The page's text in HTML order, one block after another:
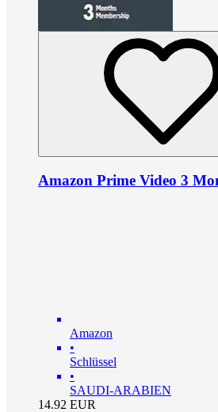
Amazon Prime Video 3
Amazon
•
Schlüssel
•
SAUDI-ARABIEN
14.92 EUR